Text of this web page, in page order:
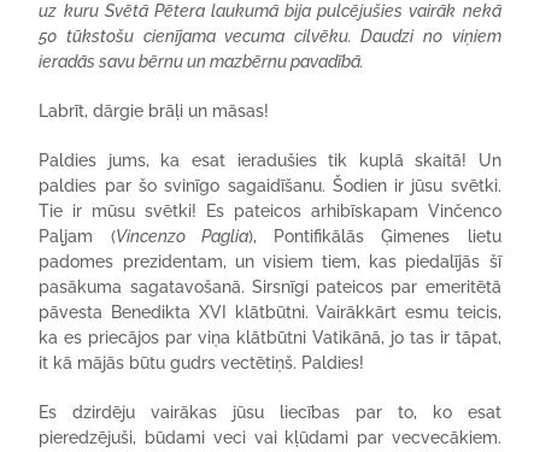
uz kuru Svētā Pētera laukumā bija pulcējušies vairāk nekā
50 tūkstošu cienījama vecuma cilvēku. Daudzi no viņiem
ieradās savu bērnu un mazbērnu pavadībā.
Labrīt, dārgie brāļi un māsas!
Paldies jums, ka esat ieradušies tik kuplā skaitā! Un
paldies par šo svinīgo sagaidīšanu. Šodien ir jūsu svētki.
Tie ir mūsu svētki! Es pateicos arhibīskapam Vinčenco
Paļjam (Vincenzo Paglia), Pontifikālās Ģimenes lietu
padomes prezidentam, un visiem tiem, kas piedalījās šī
pasākuma sagatavošanā. Sirsnīgi pateicos par emeritētā
pāvesta Benedikta XVI klātbūtni. Vairākkārt esmu teicis,
ka es priecājos par viņa klātbūtni Vatikānā, jo tas ir tāpat,
it kā mājās būtu gudrs vectētiņš. Paldies!
Es dzirdēju vairākas jūsu liecības par to, ko esat
pieredzējuši, būdami veci vai kļūdami par vecvecākiem.